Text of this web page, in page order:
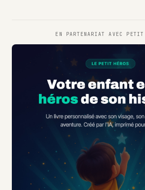
EN PARTENARIAT AVEC PETIT